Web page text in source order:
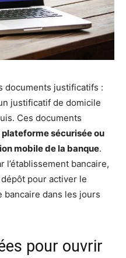
documents justificatifs :
justificatif de domicile
Ces documents
sécurisée ou
mobile de la banque.
l’établissement bancaire,
pour activer le
dans les jours
pour ouvrir